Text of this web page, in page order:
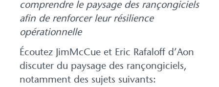
comprendre le paysage des rançongiciels
afin de renforcer leur résilience
opérationnelle
Écoutez JimMcCue et Eric Rafaloff d’Aon
discuter du paysage des rançongiciels,
notamment des sujets suivants: